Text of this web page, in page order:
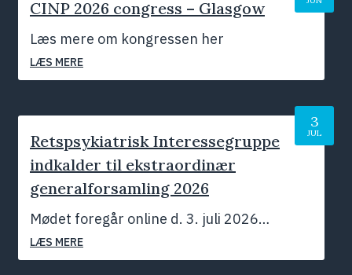
CINP 2026 congress – Glasgow
Læs mere om kongressen her
LÆS MERE
Juli 2026
3
JUL
Retspsykiatrisk Interessegruppe
indkalder til ekstraordinær
generalforsamling 2026
Mødet foregår online d. 3. juli 2026…
LÆS MERE